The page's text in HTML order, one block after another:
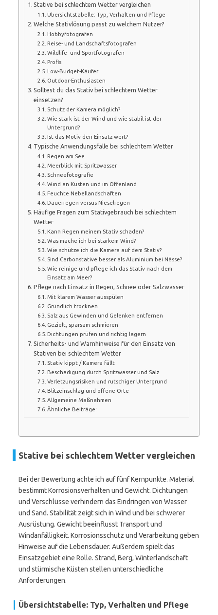
Stative bei schlechtem Wetter vergleichen
Übersichtstabelle: Typ, Verhalten und Pflege
Welche Stativlösung passt zu welchem Nutzer?
Hobbyfotografen
Reise- und Landschaftsfotografen
Wildlife- und Sportfotografen
Profis
Low-Budget-Käufer
Outdoor-Enthusiasten
Solltest du das Stativ bei schlechtem Wetter
einsetzen?
Schutz der Kamera möglich?
Wie stark ist der Wind und wie stabil ist der
Untergrund?
Ist das Motiv den Einsatz wert?
Typische Anwendungsfälle bei schlechtem Wetter
Regen am See
Meerblick mit Spritzwasser
Schneefotografie
Wind an Küsten und im Offenland
Feuchte Nebellandschaften
Dauerregen versus Nieselregen
Häufige Fragen zum Stativgebrauch bei schlechtem
Wetter
Kann Regen meinem Stativ schaden?
Was mache ich bei starkem Wind?
Wie schütze ich die Kamera auf dem Stativ?
Sind Carbonstative besser als Aluminium bei Nässe?
Wie reinige und pflege ich das Stativ nach dem
Einsatz am Meer?
Pflege nach Einsatz in Regen, Schnee oder Salzwasser
Mit klarem Wasser ausspülen
Gründlich trocknen
Salz aus Gewinden und Gelenken entfernen
Gezielt, sparsam schmieren
Dichtungen prüfen und richtig lagern
Sicherheits- und Warnhinweise für den Einsatz von
Stativen bei schlechtem Wetter
Stativ kippt / Kamera fällt
Beschädigung durch Spritzwasser und Salz
Verletzungsrisiken und rutschiger Untergrund
Blitzeinschlag und offene Orte
Allgemeine Maßnahmen
Ähnliche Beiträge:
Stative bei schlechtem Wetter vergleichen
Bei der Bewertung achte ich auf fünf Kernpunkte. Material
bestimmt Korrosionsverhalten und Gewicht. Dichtungen
und Verschlüsse verhindern das Eindringen von Wasser
und Sand. Stabilität zeigt sich in Wind und bei schwerer
Ausrüstung. Gewicht beeinflusst Transport und
Windanfälligkeit. Korrosionsschutz und Verarbeitung geben
Hinweise auf die Lebensdauer. Außerdem spielt das
Einsatzgebiet eine Rolle. Strand, Berg, Winterlandschaft
und stürmische Küsten stellen unterschiedliche
Anforderungen.
Übersichtstabelle: Typ, Verhalten und Pflege